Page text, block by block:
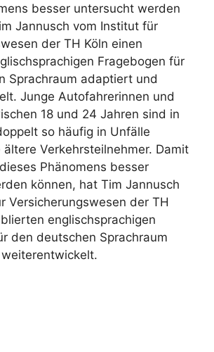
besser untersucht werden
Jannusch vom Institut für
der TH Köln einen
Fragebogen für
Sprachraum adaptiert und
Junge Autofahrerinnen und
18 und 24 Jahren sind in
so häufig in Unfälle
Verkehrsteilnehmer. Damit
Phänomens besser
können, hat Tim Jannusch
Versicherungswesen der TH
englischsprachigen
den deutschen Sprachraum